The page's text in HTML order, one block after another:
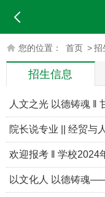
您的位置： 首页 >招
招生信息
人文之光 以德铸魂 ‖
贸与人文学院
院长说专业 || 经贸与
欢迎报考 ‖ 学校
与人文学院
以文化人 以德铸魂